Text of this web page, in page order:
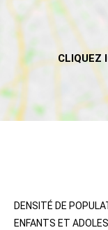
DENSITÉ DE
ENFANTS ET